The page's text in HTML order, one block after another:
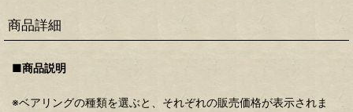
商品詳細
■商品説明
※ベアリングの種類を選ぶと、それぞれの販売価格が表示されま